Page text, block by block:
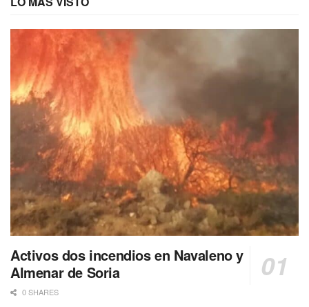
Activos dos incendios en Navaleno y
Almenar de Soria
0 SHARES